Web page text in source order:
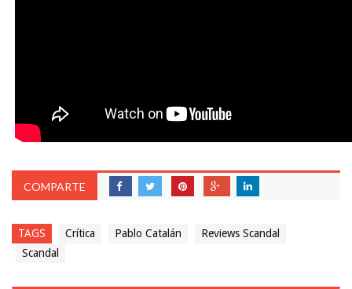
COMPARTE
TAGS Crítica Pablo Catalán
Reviews Scandal
Scandal